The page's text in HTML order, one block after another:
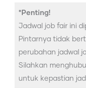
*Penting!
Jadwal job fair ini
Pintarnya tidak
perubahan jadwal
Silahkan
untuk kepastian